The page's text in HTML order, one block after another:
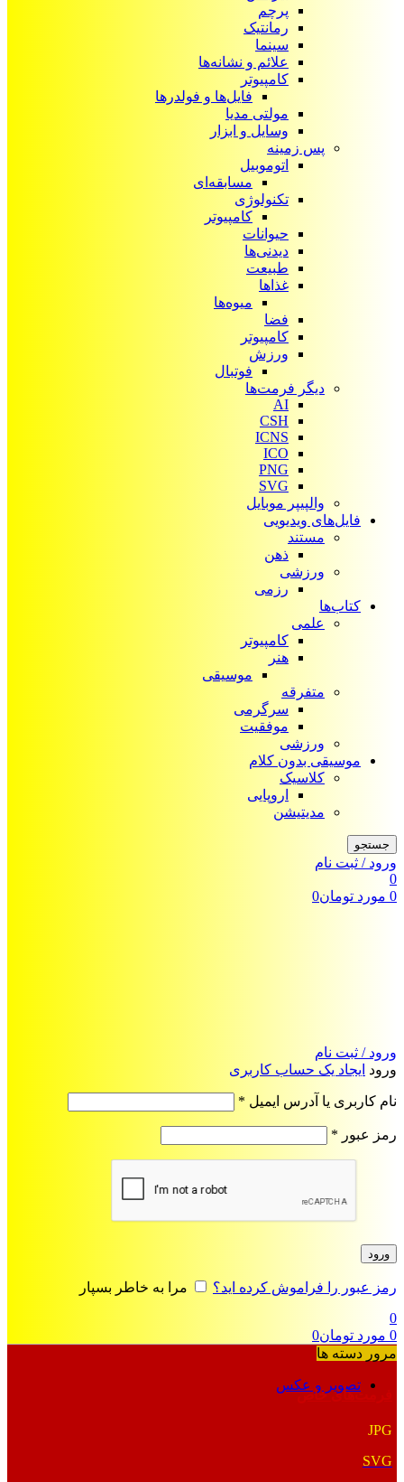
پرچم
رمانتیک
سینما
علائم و نشانه‌ها
کامپیوتر
فایل‌ها و فولدرها
مولتی مدیا
وسایل و ابزار
پس زمینه
اتوموبیل
مسابقه‌ای
تکنولوژی
کامپیوتر
حیوانات
دیدنی‌ها
طبیعت
غذاها
میوه‌ها
فضا
کامپیوتر
ورزش
فوتبال
دیگر فرمت‌ها
AI
CSH
ICNS
ICO
PNG
SVG
والپیپر موبایل
فایل‌های ویدیویی
مستند
ذهن
ورزشی
رزمی
کتاب‌ها
علمی
کامپیوتر
هنر
موسیقی
متفرقه
سرگرمی
موفقیت
ورزشی
موسیقی بدون کلام
کلاسیک
اروپایی
مدیتیشن
جستجو
ورود / ثبت نام
0
0 مورد تومان0
ورود / ثبت نام
ورود ایجاد یک حساب کاربری
نام کاربری یا آدرس ایمیل *
رمز عبور *
ورود
رمز عبور را فراموش کرده اید؟
مرا به خاطر بسپار
0
0 مورد تومان0
مرور دسته ها
تصویر و عکس
فرمت‌های خاص
JPG
SVG